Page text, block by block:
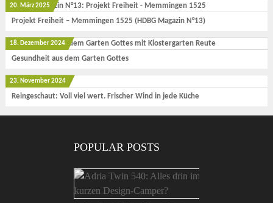
20. März 2025
Projekt Freiheit – Memmingen 1525 (HDBG Magazin N°13)
18. Dezember 2024
Gesundheit aus dem Garten Gottes
23. November 2024
Reingeschaut: Voll viel wert. Frischer Wind in jede Küche
POPULAR POSTS